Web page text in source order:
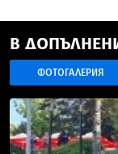
В
ФОТОГАЛЕРИЯ